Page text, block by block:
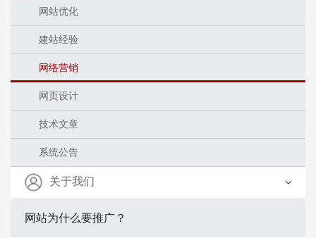
网站优化
建站经验
网络营销
网页设计
技术文章
系统公告
关于我们
网站为什么要推广？